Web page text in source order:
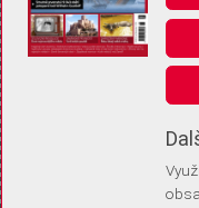
(tzv. cookies apod.). Rádi
uložením volitelných
Anonymní unikátní ID
Díky němu příště
Identifikátor je zcela
Vaše souhlasy a odmítnutí
vás už příště znovu